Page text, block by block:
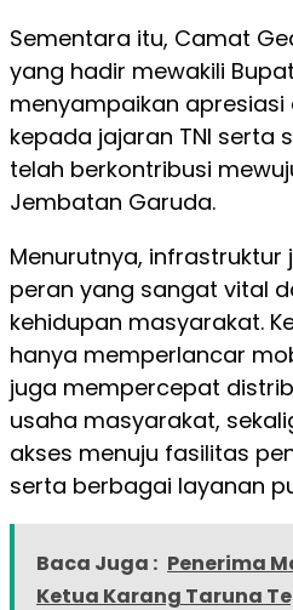
Sementara itu, Camat
yang hadir mewakili
menyampaikan
kepada jajaran TNI serta
telah berkontribusi
Jembatan Garuda.
Menurutnya, infrastruktur
peran yang sangat vital
kehidupan masyarakat.
hanya memperlancar
juga mempercepat
usaha masyarakat,
akses menuju fasilitas
serta berbagai layanan
Baca Juga : Penerima
Ketua Karang Taruna